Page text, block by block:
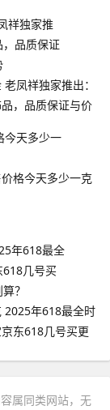
凤祥独家推出：
，品质保证与价
格今天多少一克
2025年618最全时
东618几号买更
属同类网站，无